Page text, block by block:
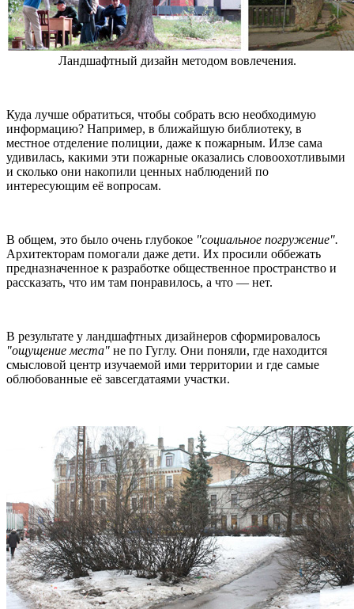
Ландшафтный дизайн методом вовлечения.
Куда лучше обратиться, чтобы собрать всю необходимую
информацию? Например, в ближайшую библиотеку, в
местное отделение полиции, даже к пожарным. Илзе сама
удивилась, какими эти пожарные оказались словоохотливыми
и сколько они накопили ценных наблюдений по
интересующим её вопросам.
В общем, это было очень глубокое "социальное погружение".
Архитекторам помогали даже дети. Их просили оббежать
предназначенное к разработке общественное пространство и
рассказать, что им там понравилось, а что — нет.
В результате у ландшафтных дизайнеров сформировалось
"ощущение места" не по Гуглу. Они поняли, где находится
смысловой центр изучаемой ими территории и где самые
облюбованные её завсегдатаями участки.